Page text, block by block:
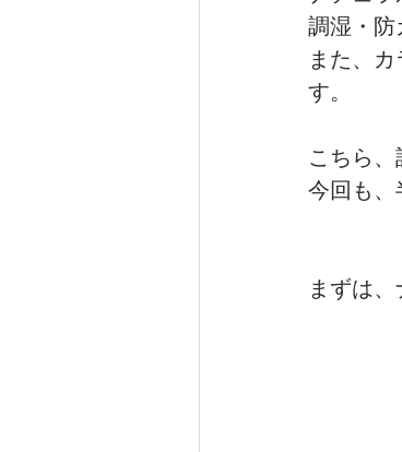
注文住宅_むくり
調湿・防
また、
す。
こちら、
今回も、
まずは